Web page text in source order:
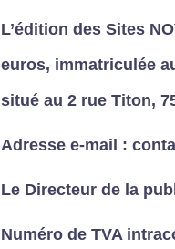
L’édition des Sites
euros, immatriculée
situé au 2 rue Titon,
Adresse e-mail :
Le Directeur de la
Numéro de TVA